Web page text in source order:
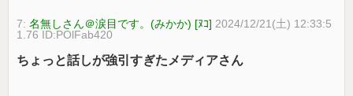
7:名無しさん＠涙目です。(みかか) [ﾇｺ] 2024/12/21(土) 12:33:5
1.76 ID:POlFab420
ちょっと話しが強引すぎたメディアさん